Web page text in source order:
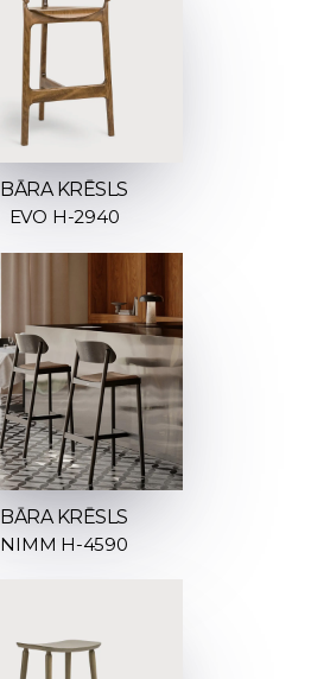
BĀRA KRĒSLS
EVO H-2940
BĀRA KRĒSLS
NIMM H-4590